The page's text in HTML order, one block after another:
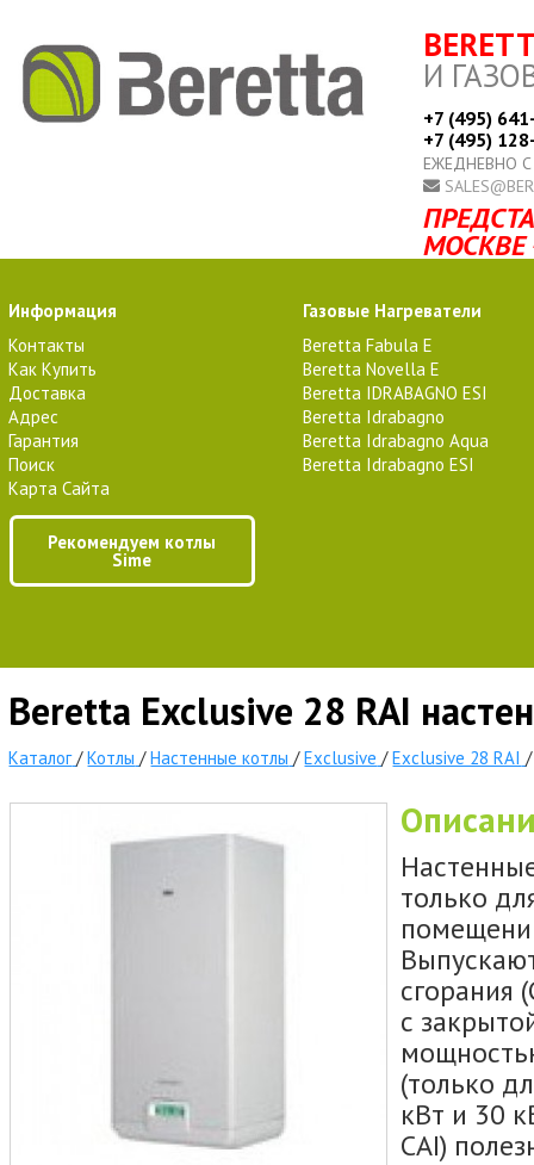
И
+7 (495)
+7 (495)
ЕЖЕДНЕВНО
МОСКВЕ
Информация
Контакты
Как Купить
Доставка
Адрес
Гарантия
Поиск
Карта Сайта
Рекомендуем котлы
Sime
Газовые Нагреватели
Beretta Fabula E
Beretta Novella E
Beretta IDRABAGNO ESI
Beretta Idrabagno
Beretta Idrabagno Aqua
Beretta Idrabagno ESI
Beretta Exclusive 28 RAI
Каталог /Котлы /Настенные котлы /Exclusive /Exclusive 28 RAI /
только
сгорания
с
(только
кВт и 30
СAI)